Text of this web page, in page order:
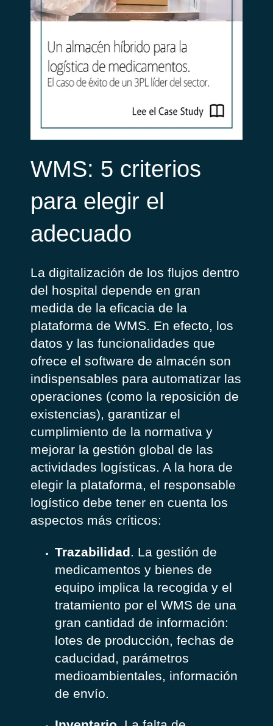
WMS: 5 criterios
para elegir el
adecuado
La digitalización de los flujos dentro
del hospital depende en gran
medida de la eficacia de la
plataforma de WMS. En efecto, los
datos y las funcionalidades que
ofrece el software de almacén son
indispensables para automatizar las
operaciones (como la reposición de
existencias), garantizar el
cumplimiento de la normativa y
mejorar la gestión global de las
actividades logísticas. A la hora de
elegir la plataforma, el responsable
logístico debe tener en cuenta los
aspectos más críticos:
Trazabilidad. La gestión de
medicamentos y bienes de
equipo implica la recogida y el
tratamiento por el WMS de una
gran cantidad de información:
lotes de producción, fechas de
caducidad, parámetros
medioambientales, información
de envío.